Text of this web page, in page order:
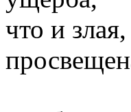
что и